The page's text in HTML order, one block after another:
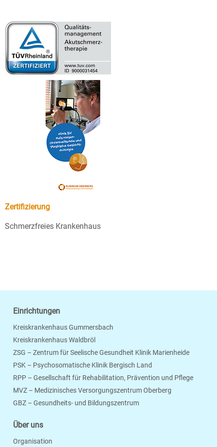
Zertifizierung
Schmerzfreies Krankenhaus
Einrichtungen
Kreiskrankenhaus Gummersbach
Kreiskrankenhaus Waldbröl
ZSG – Zentrum für Seelische Gesundheit Klinik Marienheide
PSK – Psychosomatische Klinik Bergisch Land
RPP – Gesellschaft für Rehabilitation, Prävention und Pflege
MVZ – Medizinisches Versorgungszentrum Oberberg
GBZ – Gesundheits- und Bildungszentrum
Über uns
Organisation